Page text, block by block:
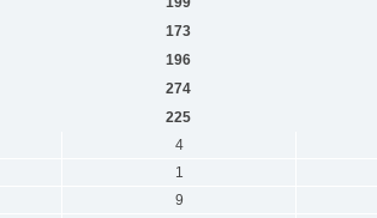
173
196
274
225
4
1
9